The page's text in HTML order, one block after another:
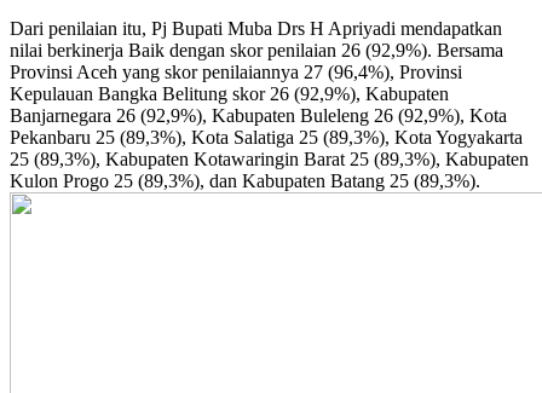
Dari penilaian itu, Pj Bupati Muba Drs H Apriyadi mendapatkan
nilai berkinerja Baik dengan skor penilaian 26 (92,9%). Bersama
Provinsi Aceh yang skor penilaiannya 27 (96,4%), Provinsi
Kepulauan Bangka Belitung skor 26 (92,9%), Kabupaten
Banjarnegara 26 (92,9%), Kabupaten Buleleng 26 (92,9%), Kota
Pekanbaru 25 (89,3%), Kota Salatiga 25 (89,3%), Kota Yogyakarta
25 (89,3%), Kabupaten Kotawaringin Barat 25 (89,3%), Kabupaten
Kulon Progo 25 (89,3%), dan Kabupaten Batang 25 (89,3%).